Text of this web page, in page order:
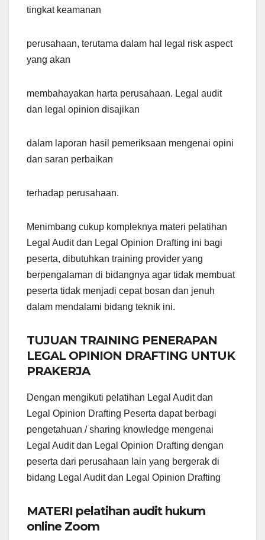
tingkat keamanan
perusahaan, terutama dalam hal legal risk aspect
yang akan
membahayakan harta perusahaan. Legal audit
dan legal opinion disajikan
dalam laporan hasil pemeriksaan mengenai opini
dan saran perbaikan
terhadap perusahaan.
Menimbang cukup kompleknya materi pelatihan
Legal Audit dan Legal Opinion Drafting ini bagi
peserta, dibutuhkan training provider yang
berpengalaman di bidangnya agar tidak membuat
peserta tidak menjadi cepat bosan dan jenuh
dalam mendalami bidang teknik ini.
TUJUAN TRAINING PENERAPAN
LEGAL OPINION DRAFTING UNTUK
PRAKERJA
Dengan mengikuti pelatihan Legal Audit dan
Legal Opinion Drafting Peserta dapat berbagi
pengetahuan / sharing knowledge mengenai
Legal Audit dan Legal Opinion Drafting dengan
peserta dari perusahaan lain yang bergerak di
bidang Legal Audit dan Legal Opinion Drafting
MATERI pelatihan audit hukum
online Zoom